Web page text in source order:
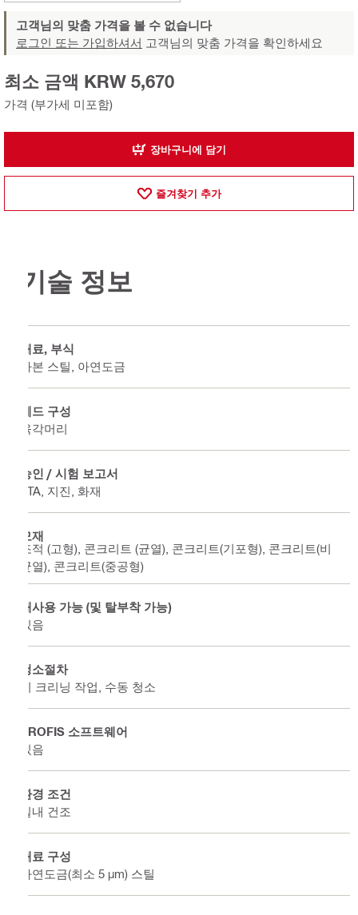
고객님의 맞춤 가격을 볼 수 없습니다
로그인 또는 가입하셔서 고객님의 맞춤 가격을 확인하세요
가격 (부가세 미포함)
최소 금액 KRW 5,670
장바구니에 담기
즐겨찾기 추가
기술 정보
재료, 부식
카본 스틸, 아연도금
헤드 구성
육각머리
승인 / 시험 보고서
ETA, 지진, 화재
모재
조적 (고형), 콘크리트 (균열), 콘크리트(기포형), 콘크리트(비
균열), 콘크리트(중공형)
재사용 가능 (및 탈부착 가능)
있음
청소절차
비 크리닝 작업, 수동 청소
PROFIS 소프트웨어
있음
환경 조건
실내 건조
재료 구성
아연도금(최소 5 µm) 스틸